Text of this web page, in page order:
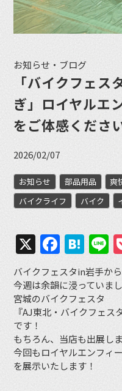
お知らせ・ブログ
「バイクフェ
ぎ」ロイヤルエ
をご体感くださ
2026/02/07
お知らせ 部品用品 爽
バイクライフ
バイク
X
バイクフェスタin岩手か
今週は余韻に浸っていま
宮城のバイクフェスタ
『AJ東北・バイクフェ
です！
もちろん、当店も出展し
今回もロイヤルエンフィ
を展示いたします！